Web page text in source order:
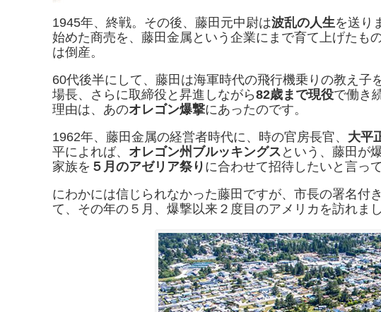
1945年、終戦。その後、藤田元中尉は波乱の人生を送り
始めた商売を、藤田金属という企業にまで育て上げたも
は倒産。
60代後半にして、藤田は海軍時代の飛行機乗りの教え子
場長、さらに取締役と昇進しながら82歳まで現役で働き
理由は、あのオレゴン爆撃にあったのです。
1962年、藤田金属の経営者時代に、時の官房長官、 大平
平によれば、 オレゴン州ブルッキングス という、藤田が
家族を ５月のアゼリア祭り に合わせて招待したいと言っ
にわかには信じられなかった藤田ですが、市長の署名付
て、その年の５月、爆撃以来２度目のアメリカを訪れまし